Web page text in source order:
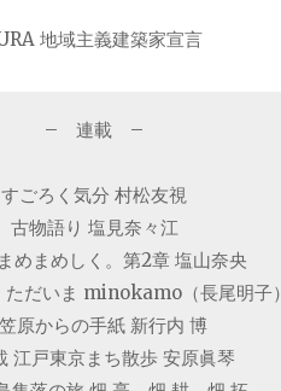
地域主義建築家宣言
– 連載 –
すごろく気分 村松友視
古物語り 塩見奈々江
めまめしく。第2章 塩山奈央
ただいま minokamo（長尾明子）
原からの手紙 新行内 博
江戸東京まち散歩 安原眞琴